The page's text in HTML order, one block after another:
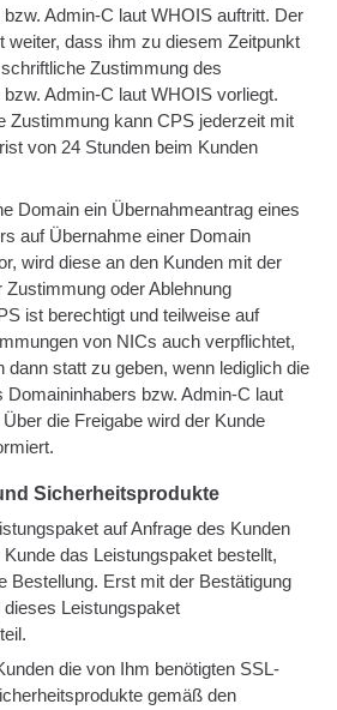
Admin-C laut WHOIS auftritt. Der
weiter, dass ihm zu diesem Zeitpunkt
Zustimmung des
Admin-C laut WHOIS vorliegt.
Zustimmung kann CPS jederzeit mit
von 24 Stunden beim Kunden
Domain ein Übernahmeantrag eines
auf Übernahme einer Domain
wird diese an den Kunden mit der
Zustimmung oder Ablehnung
ist berechtigt und teilweise auf
von NICs auch verpflichtet,
dann statt zu geben, wenn lediglich die
Domaininhabers bzw. Admin-C laut
die Freigabe wird der Kunde
Sicherheitsprodukte
auf Anfrage des Kunden
Kunde das Leistungspaket bestellt,
Bestellung. Erst mit der Bestätigung
Leistungspaket
die von Ihm benötigten SSL-
gemäß den